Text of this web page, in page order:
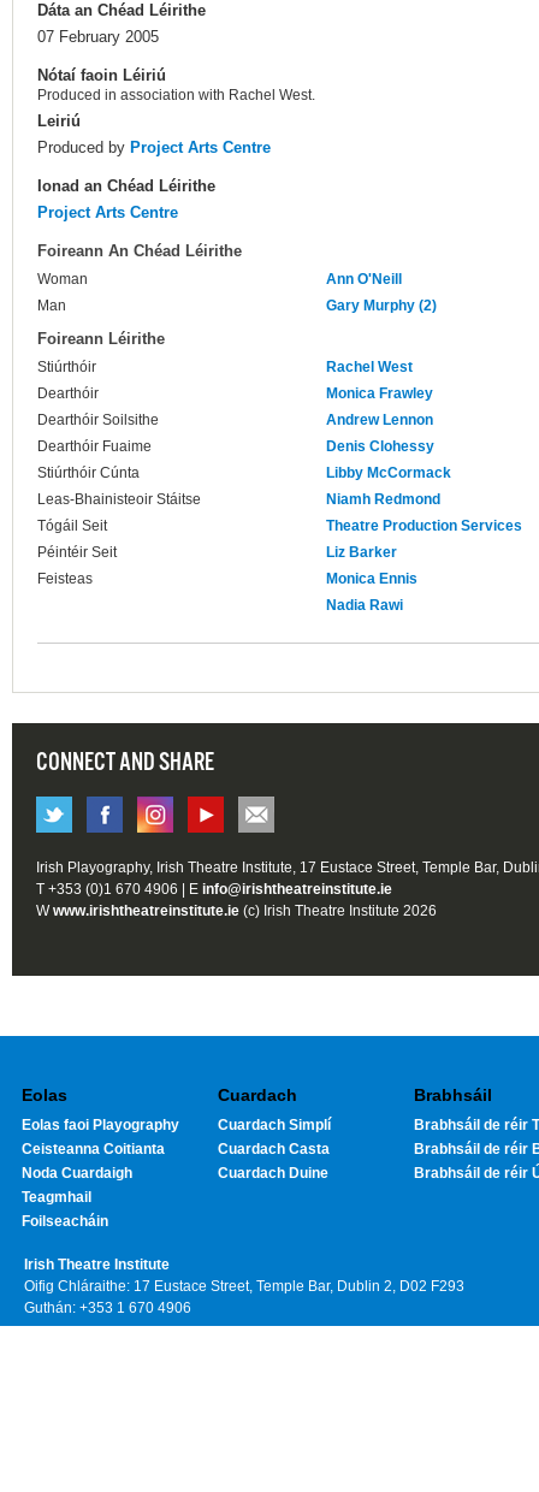
Dáta an Chéad Léirithe
07 February 2005
Nótaí faoin Léiriú
Produced in association with Rachel West.
Leiriú
Produced by Project Arts Centre
Ionad an Chéad Léirithe
Project Arts Centre
Foireann An Chéad Léirithe
Woman
Ann O'Neill
Man
Gary Murphy (2)
Foireann Léirithe
Stiúrthóir
Rachel West
Dearthóir
Monica Frawley
Dearthóir Soilsithe
Andrew Lennon
Dearthóir Fuaime
Denis Clohessy
Stiúrthóir Cúnta
Libby McCormack
Leas-Bhainisteoir Stáitse
Niamh Redmond
Tógáil Seit
Theatre Production Services
Péintéir Seit
Liz Barker
Feisteas
Monica Ennis
Nadia Rawi
CONNECT AND SHARE
Irish Playography, Irish Theatre Institute, 17 Eustace Street, Temple Bar,
T +353 (0)1 670 4906 | E info@irishtheatreinstitute.ie
Wwww.irishtheatreinstitute.ie (c) Irish Theatre Institute 2026
Eolas
Eolas faoi Playography
Ceisteanna Coitianta
Noda Cuardaigh
Teagmhail
Foilseacháin
Cuardach
Cuardach Simplí
Cuardach Casta
Cuardach Duine
Brabhsáil
Brabhsáil de réir
Brabhsáil de réir
Brabhsáil de réir
Irish Theatre Institute
Oifig Chláraithe: 17 Eustace Street, Temple Bar, Dublin 2, D02 F293
Guthán: +353 1 670 4906